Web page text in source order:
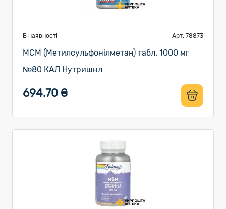
В наявності Арт. 78873
МСМ (Метилсульфонілметан) табл. 1000 мг
№80 КАЛ Нутришнл
694.70 ₴